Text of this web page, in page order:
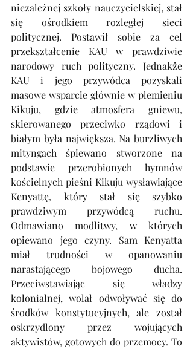
niezależnej szkoły nauczycielskiej, stał
się ośrodkiem rozległej sieci
politycznej. Postawił sobie za cel
przekształcenie KAU w prawdziwie
narodowy ruch polityczny. Jednakże
KAU i jego przywódca pozyskali
masowe wsparcie głównie w plemieniu
Kikuju, gdzie atmosfera gniewu,
skierowanego przeciwko rządowi i
białym była największa. Na burzliwych
mityngach śpiewano stworzone na
podstawie przerobionych hymnów
kościelnych pieśni Kikuju wysławiające
Kenyattę, który stał się szybko
prawdziwym przywódcą ruchu.
Odmawiano modlitwy, w których
opiewano jego czyny. Sam Kenyatta
miał trudności w opanowaniu
narastającego bojowego ducha.
Przeciwstawiając się władzy
kolonialnej, wolał odwoływać się do
środków konstytucyjnych, ale został
oskrzydlony przez wojujących
aktywistów, gotowych do przemocy. To